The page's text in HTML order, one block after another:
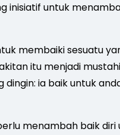
inisiatif untuk
membaiki sesuatu
itu menjadi
ia baik untuk
menambah baik